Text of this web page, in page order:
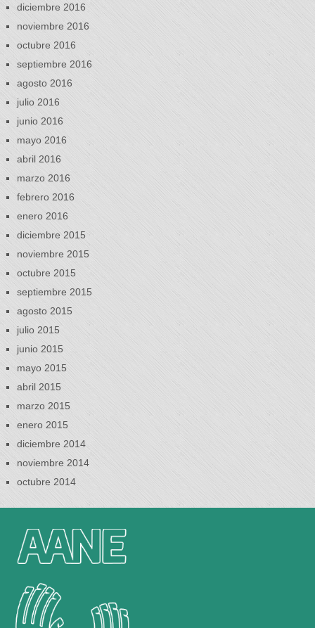
diciembre 2016
noviembre 2016
octubre 2016
septiembre 2016
agosto 2016
julio 2016
junio 2016
mayo 2016
abril 2016
marzo 2016
febrero 2016
enero 2016
diciembre 2015
noviembre 2015
octubre 2015
septiembre 2015
agosto 2015
julio 2015
junio 2015
mayo 2015
abril 2015
marzo 2015
enero 2015
diciembre 2014
noviembre 2014
octubre 2014